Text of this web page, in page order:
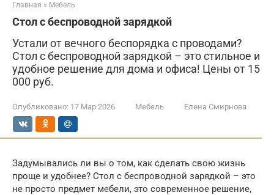
Главная » Мебель
Стол с беспроводной зарядкой
Устали от вечного беспорядка с проводами?
Стол с беспроводной зарядкой – это стильное и
удобное решение для дома и офиса! Цены от 15
000 руб.
Опубликовано: 17 Мар 2026 Мебель Елена Смирнова
Задумывались ли вы о том, как сделать свою жизнь
проще и удобнее? Стол с беспроводной зарядкой – это
не просто предмет мебели, это современное решение,